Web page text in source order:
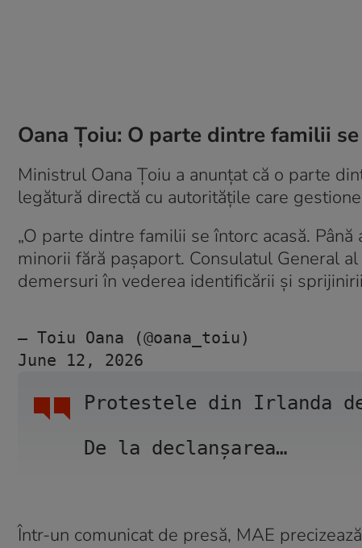
Oana Țoiu: O parte dintre familii
Ministrul Oana Țoiu a anunțat că o parte
legătură directă cu autoritățile care
„O parte dintre familii se întorc acasă.
minorii fără pașaport. Consulatul General
demersuri în vederea identificării și
Protestele din Irlanda
De la declanșarea…
— Toiu Oana (@oana_toiu)
June 12, 2026
Într-un comunicat de presă, MAE